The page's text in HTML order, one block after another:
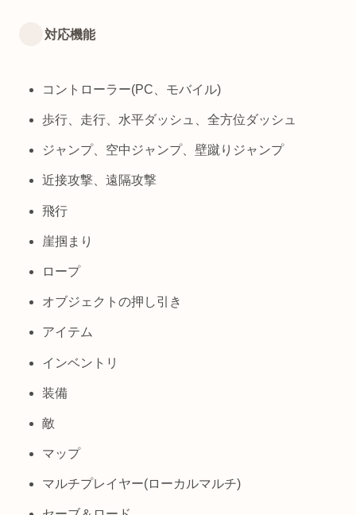
対応機能
コントローラー(PC、モバイル)
歩行、走行、水平ダッシュ、全方位ダッシュ
ジャンプ、空中ジャンプ、壁蹴りジャンプ
近接攻撃、遠隔攻撃
飛行
崖掴まり
ロープ
オブジェクトの押し引き
アイテム
インベントリ
装備
敵
マップ
マルチプレイヤー(ローカルマルチ)